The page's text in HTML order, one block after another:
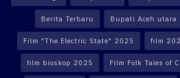
Berita Terbaru Bupati Aceh utara
Film "The Electric State" 2025 film
film bioskop 2025 Film Folk Tales of